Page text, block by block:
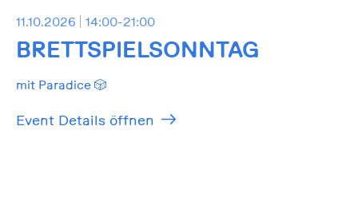
11.10.2026 14:00-21:00
BRETTSPIELSONNTAG
mit Paradice 🎲
Event Details öffnen